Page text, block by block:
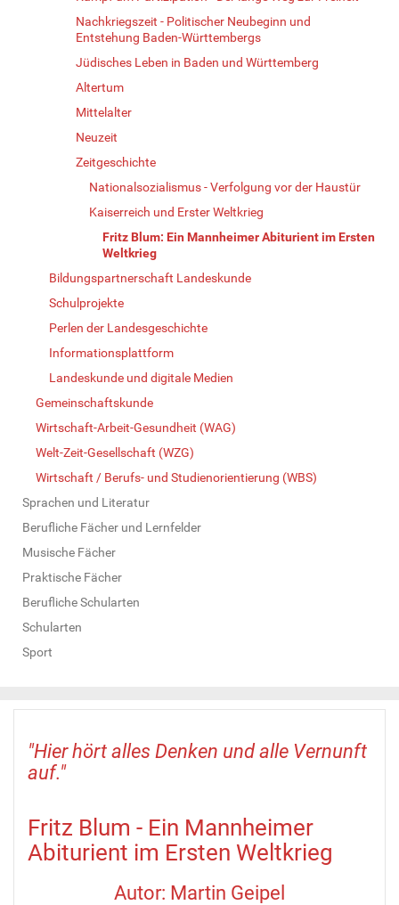
Nachkriegszeit - Politischer Neubeginn und
Entstehung Baden-Württembergs
Jüdisches Leben in Baden und Württemberg
Altertum
Mittelalter
Neuzeit
Zeitgeschichte
Nationalsozialismus - Verfolgung vor der Haustür
Kaiserreich und Erster Weltkrieg
Fritz Blum: Ein Mannheimer Abiturient im Ersten
Weltkrieg
Bildungspartnerschaft Landeskunde
Schulprojekte
Perlen der Landesgeschichte
Informationsplattform
Landeskunde und digitale Medien
Gemeinschaftskunde
Wirtschaft-Arbeit-Gesundheit (WAG)
Welt-Zeit-Gesellschaft (WZG)
Wirtschaft / Berufs- und Studienorientierung (WBS)
Sprachen und Literatur
Berufliche Fächer und Lernfelder
Musische Fächer
Praktische Fächer
Berufliche Schularten
Schularten
Sport
"Hier hört alles Denken und alle Vernunft
auf."
Fritz Blum - Ein Mannheimer
Abiturient im Ersten Weltkrieg
Autor: Martin Geipel